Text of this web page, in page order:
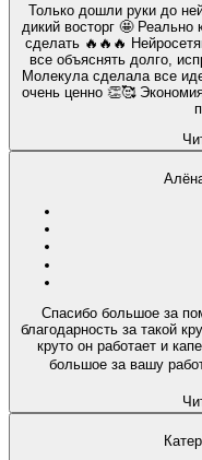
Только дошли руки до нейросети
дикий восторг 🤩 Реально как-будто Руслан все рассказал и помог
сделать 🔥🔥🔥 Нейросетями пользуюсь давно, но им приходится
все объяснять долго,
Молекула сделала все
очень ценно 👏🥰 Экономия времени и нервов!!!! Рекомендую всем
Спасибо большое за помощь🙏 А вообще
благодарность за такой
круто он работает и капец
большое за вашу